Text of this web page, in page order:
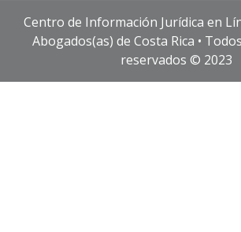
Centro de Información Jurídica en
Abogados(as) de Costa Rica •
reservados © 2023